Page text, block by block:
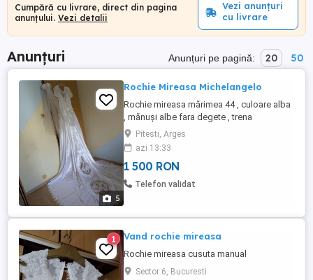
Cumpără cu livrare, direct din pagina
anunțului. Vezi detalii
Vezi anunțuri
cu livrare
Anunțuri Anunțuri pe pagină: 20 50
5
Rochie Mireasa Michelangelo
Rochie mireasa mărimea 44 , culoare alba
, mănuși albe fara degete , trena
nedetasabila, include coronița și voalul.
Pitesti, Arges
azi 13:33
1 500 RON
Telefon validat
1 Vand rochie mireasa
Rochie mireasa cusuta manual
Sector 6, Bucuresti